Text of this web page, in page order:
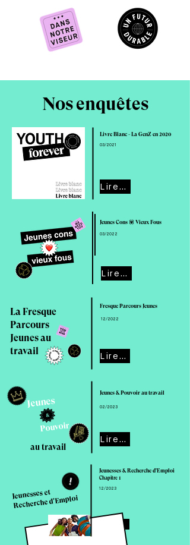
Nos enquêtes
03/2021
Livre Blanc - La GenZ en 2020
Lire cette enquête
Jeunes Cons 💟 Vieux Fous
03/2022
Lire cette enquête
Fresque Parcours Jeunes
La Fresque
Parcours
Jeunes au
travail
Lire cette enquête
12/2022
02/2023
Jeunes & Pouvoir au travail
Lire cette enquête
au travail
Pouvoir
Jeunes
Jeunesses & Recherche d'Emploi
Chapitre 1
Lire cette enquête
12/2023
Jeunesses et
Recherche d'Emploi